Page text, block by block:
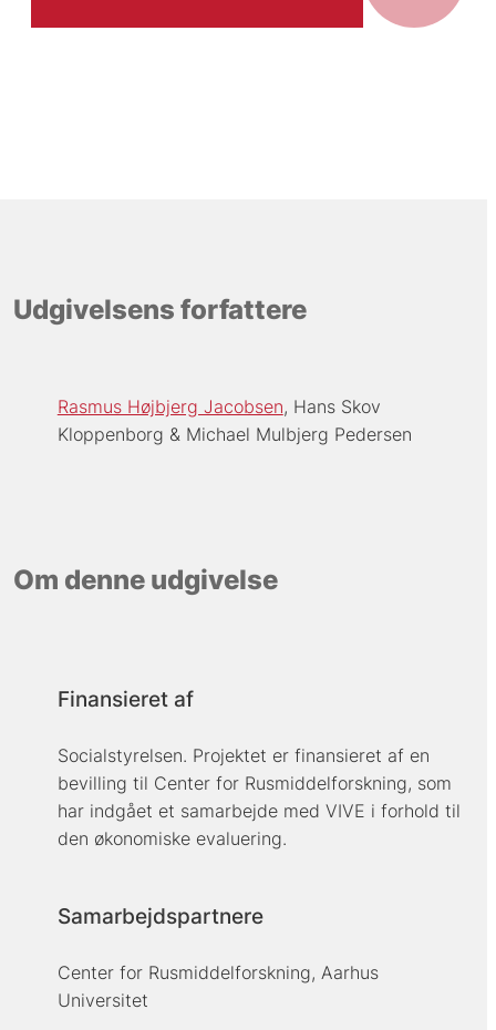
Udgivelsens forfattere
Rasmus Højbjerg Jacobsen Hans Skov
Kloppenborg
Michael Mulbjerg Pedersen
Om denne udgivelse
Finansieret af
Socialstyrelsen. Projektet er finansieret af en
bevilling til Center for Rusmiddelforskning, som
har indgået et samarbejde med VIVE i forhold til
den økonomiske evaluering.
Samarbejdspartnere
Center for Rusmiddelforskning, Aarhus
Universitet